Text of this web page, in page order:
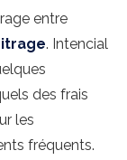
entre
. Intencial
des frais
les
fréquents.